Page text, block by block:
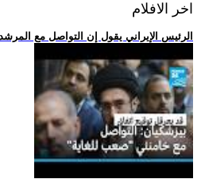
اخر الافلام
.. الرئيس الإيراني يقول إن التواصل مع